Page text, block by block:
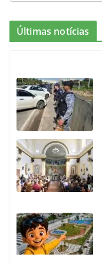
o
o
k
g
r
a
m
Últimas notícias